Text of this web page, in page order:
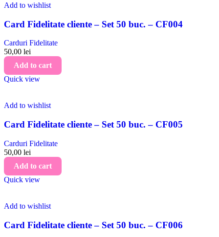
Add to wishlist
Card Fidelitate cliente – Set 50 buc. – CF004
Carduri Fidelitate
50,00 lei
Add to cart
Quick view
Add to wishlist
Card Fidelitate cliente – Set 50 buc. – CF005
Carduri Fidelitate
50,00 lei
Add to cart
Quick view
Add to wishlist
Card Fidelitate cliente – Set 50 buc. – CF006